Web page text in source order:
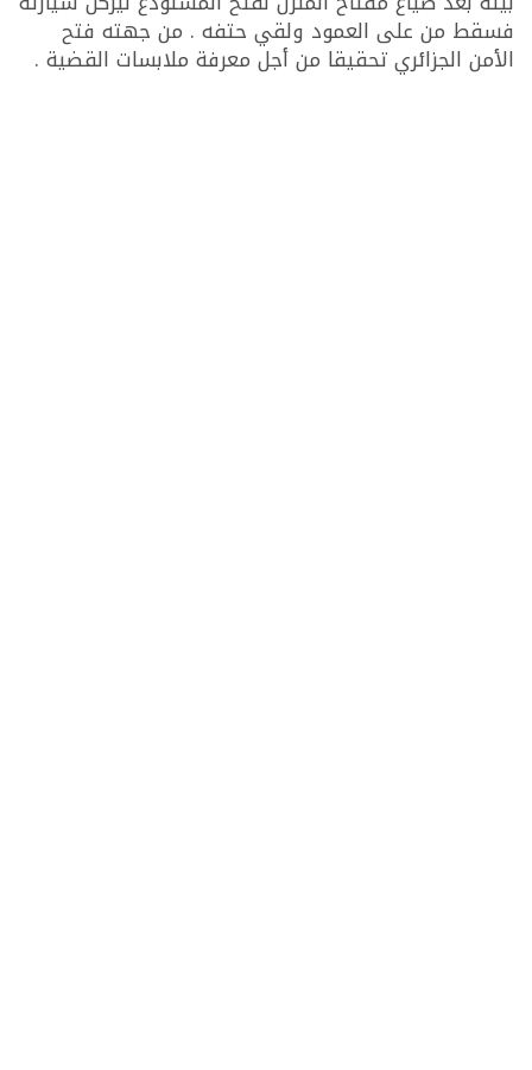
فسقط من على العمود ولقي حتفه . من جهته فتح
الأمن الجزائري تحقيقا من أجل معرفة ملابسات القضية .